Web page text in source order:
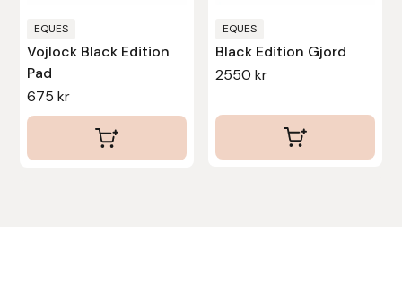
EQUES
Vojlock Black Edition
Pad
675kr
EQUES
Black Edition Gjord
2550 kr
produktsidan